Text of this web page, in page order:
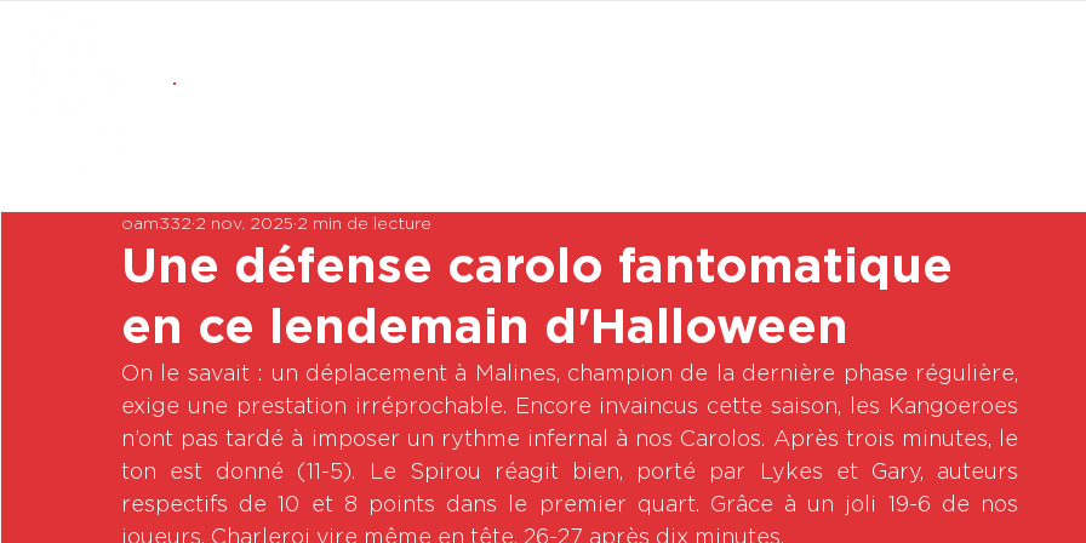
Une défense carolo fantomatique
en ce lendemain d'Halloween
oam332 2 nov. 2025 2 min de lecture
On le savait : un déplacement à Malines, champion de la dernière phase régulière,
exige une prestation irréprochable. Encore invaincus cette saison, les Kangoeroes
n’ont pas tardé à imposer un rythme infernal à nos Carolos. Après trois minutes, le
ton est donné (11-5). Le Spirou réagit bien, porté par Lykes et Gary, auteurs
respectifs de 10 et 8 points dans le premier quart. Grâce à un joli 19-6 de nos
joueurs, Charleroi vire même en tête, 26-27 après dix minutes.